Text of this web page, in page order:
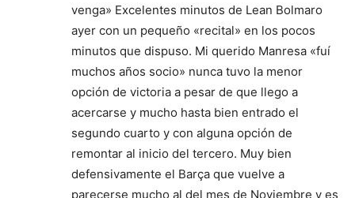
venga» Excelentes minutos de Lean Bolmaro
ayer con un pequeño «recital» en los pocos
minutos que dispuso. Mi querido Manresa «fuí
muchos años socio» nunca tuvo la menor
opción de victoria a pesar de que llego a
acercarse y mucho hasta bien entrado el
segundo cuarto y con alguna opción de
remontar al inicio del tercero. Muy bien
defensivamente el Barça que vuelve a
parecerse mucho al del mes de Noviembre y es